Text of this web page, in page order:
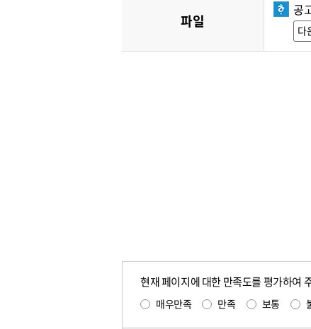
파일
공
다
현재 페이지에 대한 만족도를 평가하여
매우만족 만족 보통